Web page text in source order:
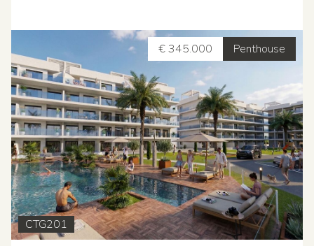
Penthouse
€ 345.000
CTG201